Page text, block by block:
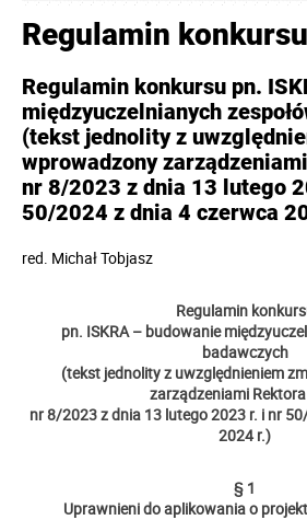
Regulamin konkursu
Regulamin konkursu pn.
międzyuczelnianych
(tekst jednolity z
wprowadzony
nr 8/2023 z dnia 13 lutego
50/2024 z dnia 4 czerwca
red. Michał Tobjasz
Regulamin
pn. ISKRA – budowanie
badawczych
(tekst jednolity z uwzględnieniem
zarządzeniami
nr 8/2023 z dnia 13 lutego 2023 r. i nr
2024 r.)
§ 1
Uprawnieni do aplikowania o